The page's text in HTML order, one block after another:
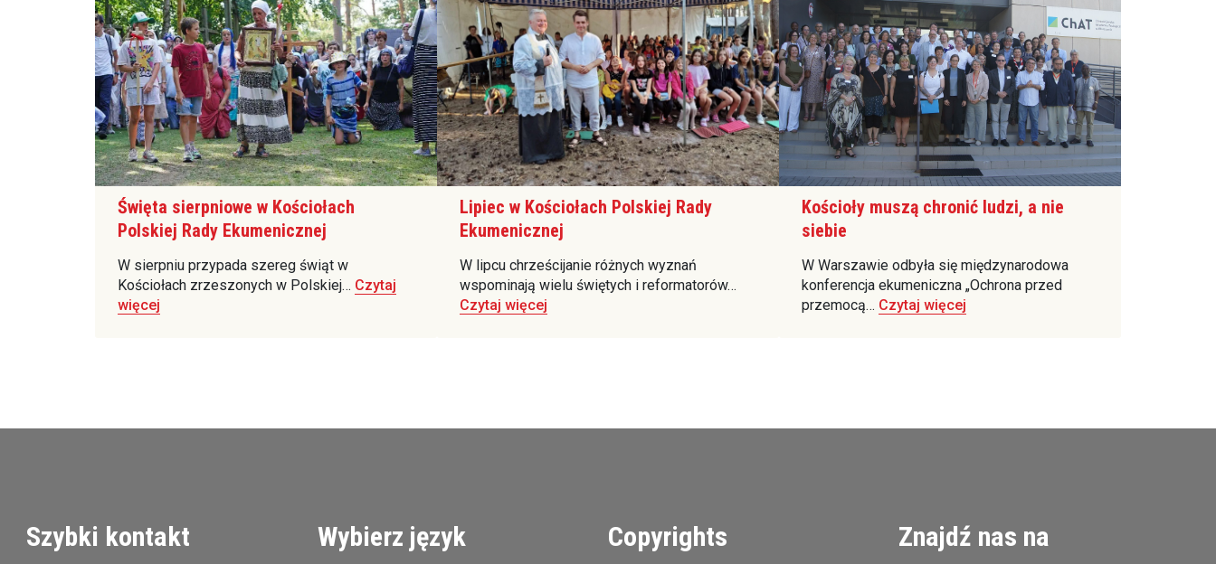
Święta sierpniowe w Kościołach
Polskiej Rady Ekumenicznej
W sierpniu przypada szereg świąt w
Kościołach zrzeszonych w Polskiej… Czytaj
więcej
Lipiec w Kościołach Polskiej Rady
Ekumenicznej
W lipcu chrześcijanie różnych wyznań
wspominają wielu świętych i reformatorów…
Czytaj więcej
Kościoły muszą chronić ludzi, a nie
siebie
W Warszawie odbyła się międzynarodowa
konferencja ekumeniczna „Ochrona przed
przemocą… Czytaj więcej
Szybki kontakt Wybierz język Copyrights Znajdź nas na